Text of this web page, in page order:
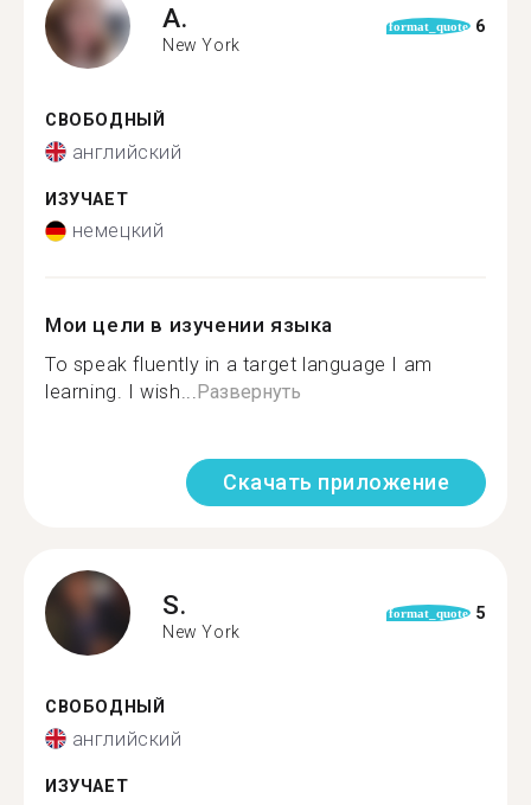
A.
New York
format_quote 6
СВОБОДНЫЙ
английский
ИЗУЧАЕТ
немецкий
Мои цели в изучении языка
To speak fluently in a target language I am
learning. I wish...Развернуть
Скачать приложение
S.
New York
format_quote 5
СВОБОДНЫЙ
английский
ИЗУЧАЕТ